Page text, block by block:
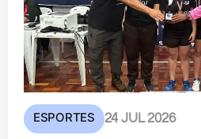
ESPORTES 24 JUL 2026